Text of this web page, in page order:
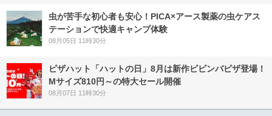
虫が苦手な初心者も安心！PICA×アース製薬の虫ケアス
テーションで快適キャンプ体験
08月05日 11時30分
ピザハット「ハットの日」8月は新作ビビンバピザ登場！
Mサイズ810円～の特大セール開催
08月07日 11時30分